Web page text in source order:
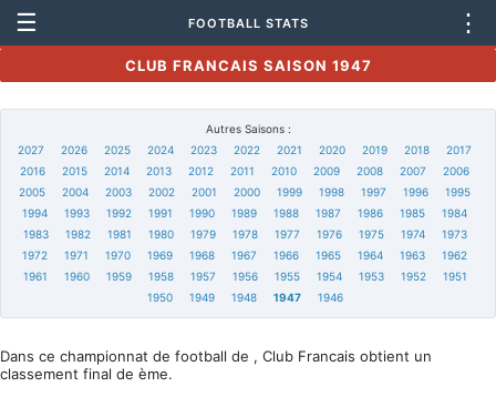
☰ FOOTBALL STATS ⋮
CLUB FRANCAIS SAISON 1947
Autres Saisons :
2027
2026 2025 2024 2023 2022 2021 2020 2019 2018
2017
2016
2015 2014 2013 2012 2011 2010 2009 2008 2007
2006
2005
2004 2003 2002 2001 2000 1999 1998 1997 1996
1995
1994
1993 1992 1991 1990 1989 1988 1987 1986 1985
1984
1983
1982 1981 1980 1979 1978 1977 1976 1975 1974
1973
1972
1971 1970 1969 1968 1967 1966 1965 1964 1963
1962
1961
1960 1959 1958 1957 1956 1955 1954 1953 1952
1951
1950
1949 1948 1947 1946
Dans ce championnat de football de , Club Francais obtient un
classement final de ème.